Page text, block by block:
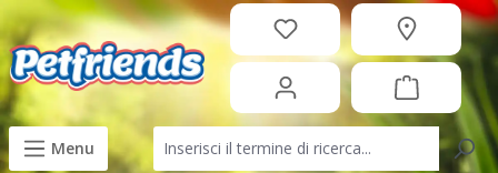
content
Menu